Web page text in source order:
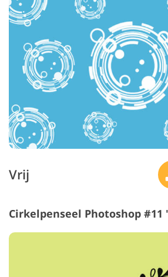
Vrij
Cirkelpenseel Photoshop #11